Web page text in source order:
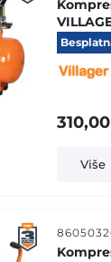
310,00
Više